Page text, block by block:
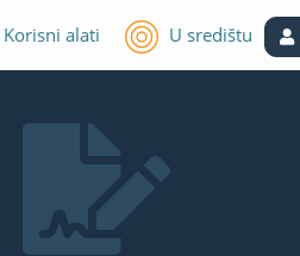
Korisni alati U središtu